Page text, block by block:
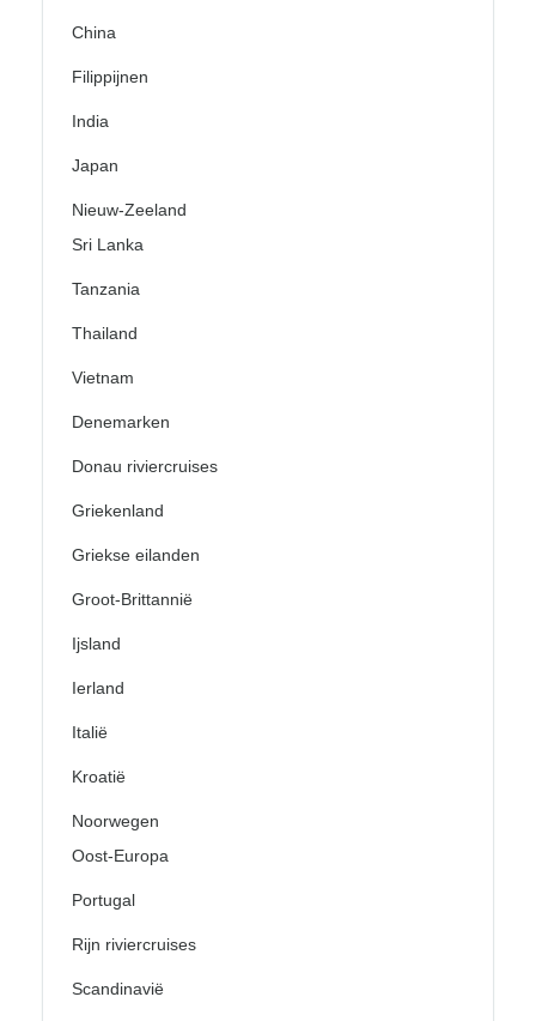
China
Filippijnen
India
Japan
Nieuw-Zeeland
Sri Lanka
Tanzania
Thailand
Vietnam
Denemarken
Donau riviercruises
Griekenland
Griekse eilanden
Groot-Brittannië
Ijsland
Ierland
Italië
Kroatië
Noorwegen
Oost-Europa
Portugal
Rijn riviercruises
Scandinavië